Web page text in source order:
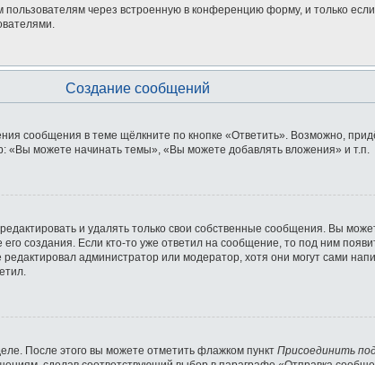
через встроенную в конференцию форму, и только
Создание сообщений
сообщения в теме щёлкните по кнопке «Ответить». Возможно,
«Вы можете начинать темы», «Вы можете добавлять вложения» и т.п.
и удалять только свои собственные сообщения. Вы
создания. Если кто-то уже ответил на сообщение, то под ним
администратор или модератор, хотя они могут сами
После этого вы можете отметить флажком пункт Присоединить